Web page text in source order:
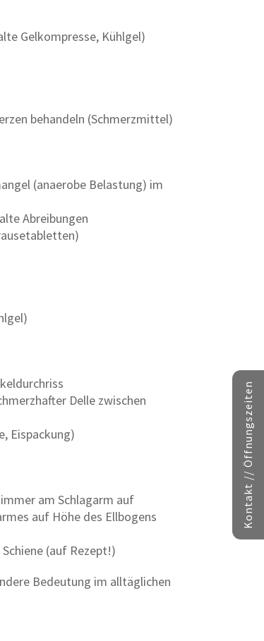
Gelkompresse, Kühlgel)
behandeln (Schmerzmittel)
(anaerobe Belastung) im
Abreibungen
Delle zwischen
Eispackung)
am Schlagarm auf
auf Höhe des Ellbogens
(auf Rezept!)
Bedeutung im alltäglichen
Kontakt // Öffnungszeiten